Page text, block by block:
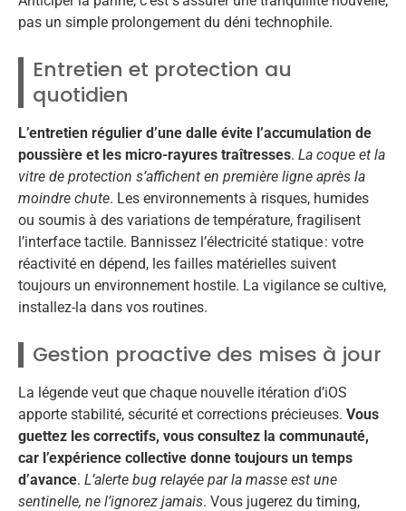
pas un simple prolongement du déni technophile.
Entretien et protection au
quotidien
L’entretien régulier d’une dalle évite l’accumulation de
poussière et les micro-rayures traîtresses. La coque et la
vitre de protection s’affichent en première ligne après la
moindre chute. Les environnements à risques, humides
ou soumis à des variations de température, fragilisent
l’interface tactile. Bannissez l’électricité statique : votre
réactivité en dépend, les failles matérielles suivent
toujours un environnement hostile. La vigilance se cultive,
installez-la dans vos routines.
Gestion proactive des mises à jour
La légende veut que chaque nouvelle itération d’iOS
apporte stabilité, sécurité et corrections précieuses. Vous
guettez les correctifs, vous consultez la communauté,
car l’expérience collective donne toujours un temps
d’avance. L’alerte bug relayée par la masse est une
sentinelle, ne l’ignorez jamais. Vous jugerez du timing,